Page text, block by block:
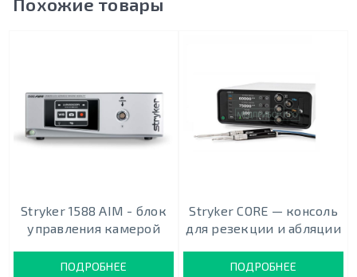
Stryker 1588 AIM - блок
управления камерой
ПОДРОБНЕЕ
Stryker CORE — консоль
для резекции и абляции
ПОДРОБНЕЕ